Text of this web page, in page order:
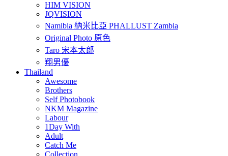
HIM VISION
JQVISION
Namibia 納米比亞 PHALLUST Zambia
Original Photo 原色
Taro 宋本太郎
翔男優
Thailand
Awesome
Brothers
Self Photobook
NKM Magazine
Labour
1Day With
Adult
Catch Me
Collection